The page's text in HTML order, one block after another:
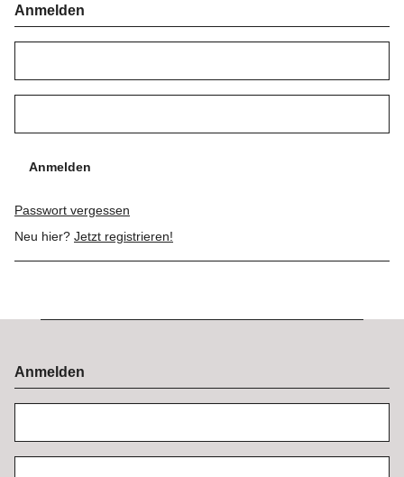
Anmelden
Anmelden
Passwort vergessen
Neu hier? Jetzt registrieren!
Anmelden